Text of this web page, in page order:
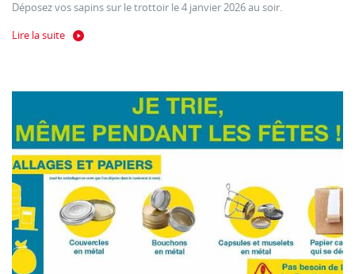
Déposez vos sapins sur le trottoir le 4 janvier 2026 au soir.
Lire la suite